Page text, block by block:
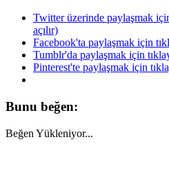
Twitter üzerinde paylaşmak
açılır)
Facebook'ta paylaşmak için
Tumblr'da paylaşmak için
Pinterest'te paylaşmak için
Bunu beğen:
Beğen Yükleniyor...